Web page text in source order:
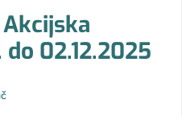
do 02.12.2025